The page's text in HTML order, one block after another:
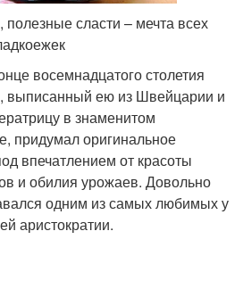
сласти – мечта всех
восемнадцатого столетия
выписанный ею из Швейцарии и
в знаменитом
придумал оригинальное
впечатлением от красоты
и обилия урожаев. Довольно
одним из самых любимых у
аристократии.